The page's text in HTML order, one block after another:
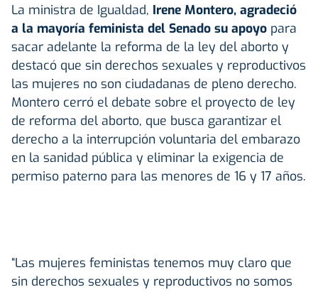
La ministra de Igualdad, Irene Montero, agradeció
a la mayoría feminista del Senado su apoyo para
sacar adelante la reforma de la ley del aborto y
destacó que sin derechos sexuales y reproductivos
las mujeres no son ciudadanas de pleno derecho.
Montero cerró el debate sobre el proyecto de ley
de reforma del aborto, que busca garantizar el
derecho a la interrupción voluntaria del embarazo
en la sanidad pública y eliminar la exigencia de
permiso paterno para las menores de 16 y 17 años.
“Las mujeres feministas tenemos muy claro que
sin derechos sexuales y reproductivos no somos